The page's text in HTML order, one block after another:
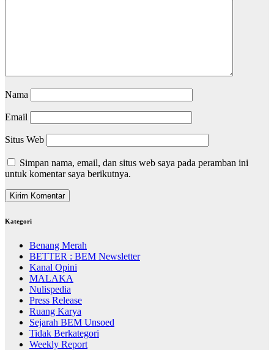
Nama
Email
Situs Web
Simpan nama, email, dan situs web saya pada peramban ini
untuk komentar saya berikutnya.
Kategori
Benang Merah
BETTER : BEM Newsletter
Kanal Opini
MALAKA
Nulispedia
Press Release
Ruang Karya
Sejarah BEM Unsoed
Tidak Berkategori
Weekly Report